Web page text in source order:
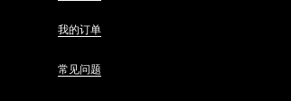
我的订单
常见问题